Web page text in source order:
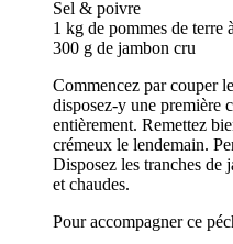
Sel & poivre
1 kg de pommes de
300 g de jambon cru
Commencez par couper
disposez-y une première
entièrement. Remettez
crémeux le lendemain.
Disposez les tranches de
et chaudes.
Pour accompagner ce